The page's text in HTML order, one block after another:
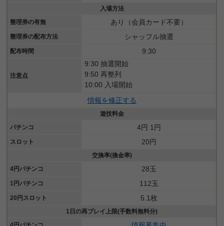
入場方法
整理券の有無
あり（会員カード不要）
整理券の配布方法 シャッフル抽選
配布時間 9:30
注意点
9:30 抽選開始
9:50 再整列
10:00 入場開始
情報を修正する
遊技料金
パチンコ
4円 1円
スロット 20円
交換率(換金率)
4円パチンコ
28玉
1円パチンコ 112玉
20円スロット 5.1枚
1日の再プレイ上限(手数料無料分)